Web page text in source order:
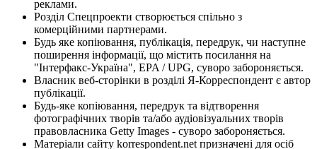
реклами.
Розділ Спецпроекти створюється спільно з
комерційними партнерами.
Будь яке копіювання, публікація, передрук, чи наступне
поширення інформації, що містить посилання на
"Інтерфакс-Україна", EPA / UPG, суворо забороняється.
Власник веб-сторінки в розділі Я-Корреспондент є автор
публікації.
Будь-яке копіювання, передрук та відтворення
фотографічних творів та/або аудіовізуальних творів
правовласника Getty Images - суворо забороняється.
Матеріали сайту korrespondent.net призначені для осіб